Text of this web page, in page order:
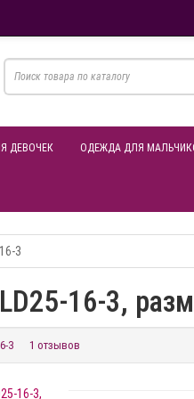
ДЕВОЧЕК ОДЕЖДА ДЛЯ
3
16-3,
3 1 отзывов